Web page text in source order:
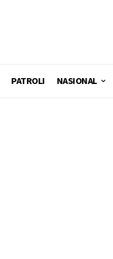
PATROLI NASIONAL